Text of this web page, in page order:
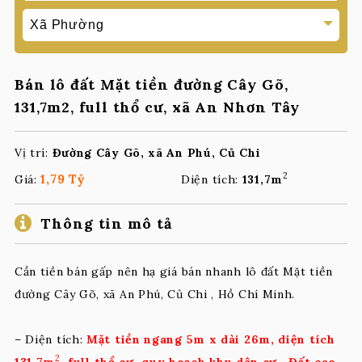
Bán lô đất Mặt tiền đường Cây Gõ,
131,7m2, full thổ cư, xã An Nhơn Tây
Vị trí: Đường Cây Gõ, xã An Phú, Củ Chi
Giá:1,79 Tỷ Diện tích: 131,7m2
Thông tin mô tả
Cần tiền bán gấp nên hạ giá bán nhanh lô đất Mặt tiền
đường Cây Gõ, xã An Phú, Củ Chi , Hồ Chí Minh.
– Diện tích:Mặt tiền ngang 5m x dài 26m, diện tích
2